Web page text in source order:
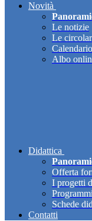
Novità
Le notizie
Le
Albo
Didattica
Offerta
I progetti
Schede
Contatti